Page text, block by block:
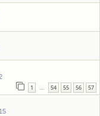
1 … 54 55 56 57